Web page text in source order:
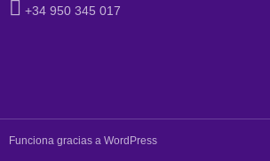
+34 950 345 017
Funciona gracias a WordPress